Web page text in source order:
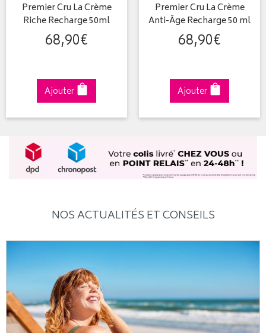
Premier Cru La Crème
Riche Recharge 50ml
68,90€
Ajouter
Premier Cru La Crème
Anti-Âge Recharge 50 ml
68,90€
Ajouter
NOS ACTUALITÉS ET CONSEILS